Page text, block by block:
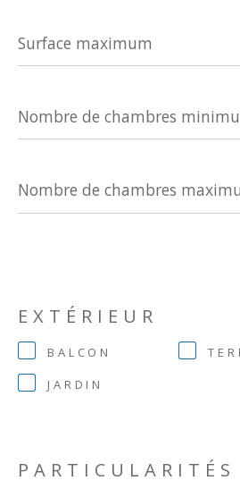
maximum
de
chambres
minimum
de
chambres
maximum
EXTÉRIEUR
BALCON
JARDIN
PARTICULARITÉS